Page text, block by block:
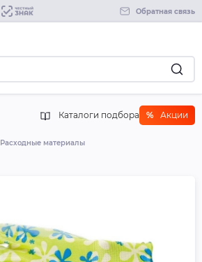
Обратная связь
Каталоги подбора % Акции
Расходные материалы